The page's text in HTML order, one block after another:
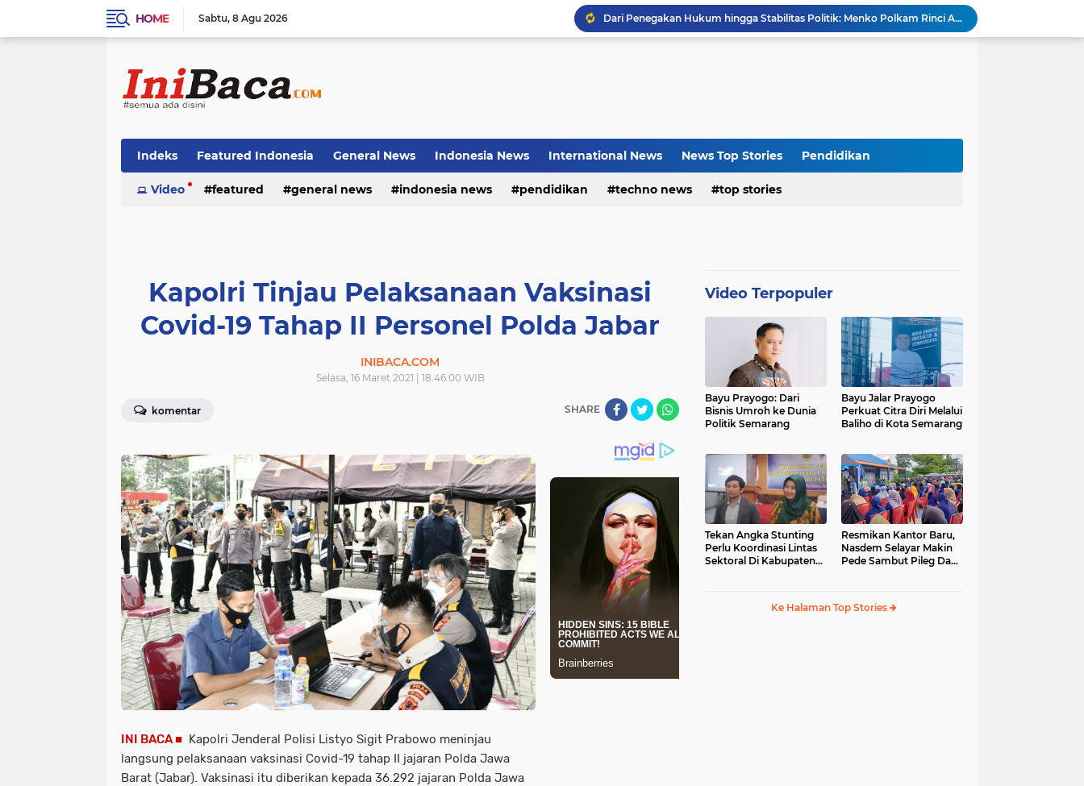
HOME Sabtu 8 Agu 2026
Dari Penegakan Hukum hingga Stabilitas Politik: Menko Polkam Rinci Alokasi Anggaran 2026
Agraria Institute Dukung Kebijakan KDM: Pembinaan Siswa Bermasalah di Barak Militer, Langkah Nyata Tanggapi Fenomena Degradasi Karakter
Distributor CV Indah Tani Berkah Konsisten Jual Pupuk Bersubsidi Sesuai HET
Indeks Featured Indonesia General News Indonesia News International News News Top Stories Pendidikan
Techno News Top Stories
Video featured general news indonesia news pendidikan techno news top stories
Kapolri Tinjau Pelaksanaan Vaksinasi
Covid-19 Tahap II Personel Polda Jabar
INIBACA.COM
Selasa, 16 Maret 2021 | 18.46.00 WIB
komentar SHARE
INI BACA ■ Kapolri Jenderal Polisi Listyo Sigit Prabowo meninjau
langsung pelaksanaan vaksinasi Covid-19 tahap II jajaran Polda Jawa
Barat (Jabar). Vaksinasi itu diberikan kepada 36.292 jajaran Polda Jawa
Video Terpopuler
Bayu Prayogo: Dari
Bisnis Umroh ke Dunia
Politik Semarang
Bayu Jalar Prayogo
Perkuat Citra Diri Melalui
Baliho di Kota Semarang
Tekan Angka Stunting
Perlu Koordinasi Lintas
Sektoral Di Kabupaten
Resmikan Kantor Baru,
Nasdem Selayar Makin
Pede Sambut Pileg Dan
Ke Halaman Top Stories